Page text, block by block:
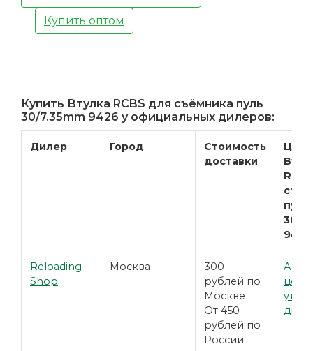
Купить оптом
Купить Втулка RCBS для съёмника пуль
30/7.35mm 9426 у официальных дилеров:
Дилер Город
Стоимость
доставки
пуль
30/
9426
Reloading-
Shop
Москва
300
рублей по
Москве
От 450
рублей по
России
цены